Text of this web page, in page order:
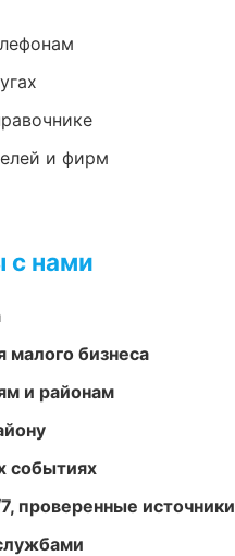
и фирм
с нами
малого бизнеса
и районам
событиях
проверенные источники